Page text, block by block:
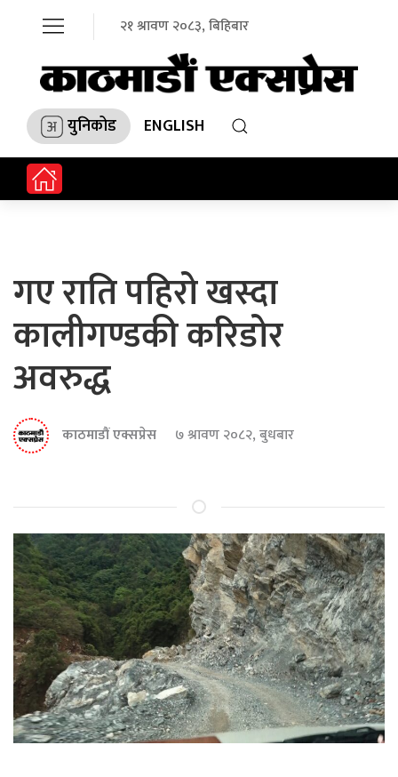
२१ श्रावण २०८३, बिहिबार
युनिकोड ENGLISH
गए राति पहिरो खस्दा
कालीगण्डकी करिडोर
अवरुद्ध
काठमाडौं एक्सप्रेस ७ श्रावण २०८२, बुधबार